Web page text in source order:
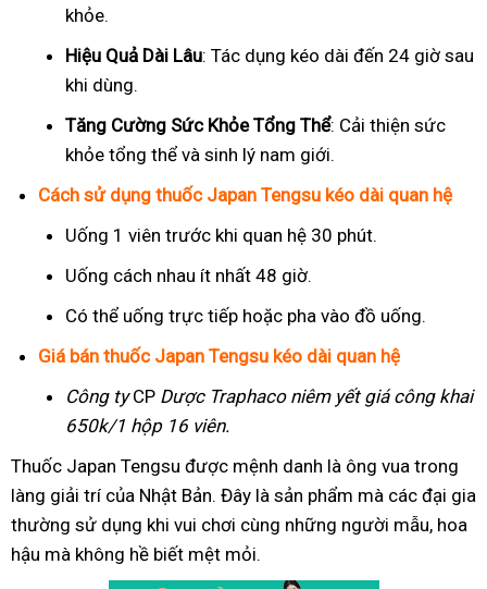
khỏe.
Hiệu Quả Dài Lâu: Tác dụng kéo dài đến 24 giờ sau
khi dùng.
Tăng Cường Sức Khỏe Tổng Thể: Cải thiện sức
khỏe tổng thể và sinh lý nam giới.
Cách sử dụng thuốc Japan Tengsu kéo dài quan hệ
Uống 1 viên trước khi quan hệ 30 phút.
Uống cách nhau ít nhất 48 giờ.
Có thể uống trực tiếp hoặc pha vào đồ uống.
Giá bán thuốc Japan Tengsu kéo dài quan hệ
Công tyCP Dược Traphaconiêm yết giá công khai
650k/1 hộp 16 viên.
Thuốc Japan Tengsu được mệnh danh là ông vua trong
làng giải trí của Nhật Bản. Đây là sản phẩm mà các đại gia
thường sử dụng khi vui chơi cùng những người mẫu, hoa
hậu mà không hề biết mệt mỏi.